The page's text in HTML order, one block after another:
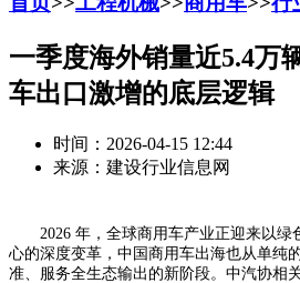
一季度海外销量近5.4万
车出口激增的底层逻辑
时间：2026-04-15 12:44
来源：建设行业信息网
2026 年，全球商用车产业正迎来以绿
心的深度变革，中国商用车出海也从单纯
准、服务全生态输出的新阶段。中汽协相